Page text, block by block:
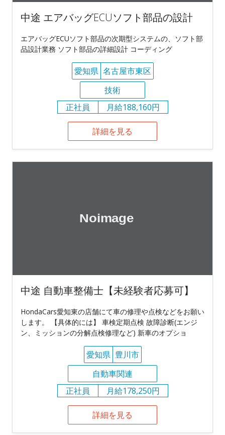
中途 エアバッグECUソフト部品の設計
エアバッグECUソフト部品の次期型システムの、ソフト部
品設計業務 ソフト部品の詳細設計 コーディング
愛知県 名古屋市東区
技術
正社員
月給188,160円
詳細を見る
中途 自動車整備士【未経験者応募可】
HondaCars愛知東の店舗にて車の修理や点検などをお願い
します。 【具体的には】 車検定期点検 故障診断(エンジ
ン、ミッションの分解点検修理など) 新車のオプショ
愛知県 豊川市
自動車関連
正社員
月給178,250円
詳細を見る